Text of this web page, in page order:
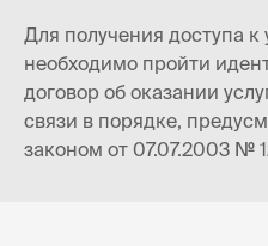
Для получения доступа к
необходимо пройти
договор об оказании
связи в порядке,
законом от 07.07.2003 №